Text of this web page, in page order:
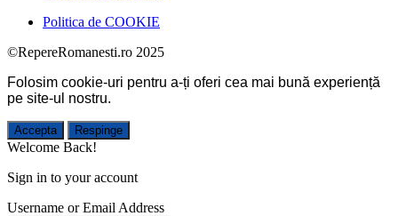
Politica de COOKIE
©RepereRomanesti.ro 2025
Folosim cookie-uri pentru a-ți oferi cea mai bună experiență
pe site-ul nostru.
Accepta Respinge
Welcome Back!
Sign in to your account
Username or Email Address